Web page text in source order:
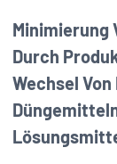
Minimierung
Durch
Wechsel